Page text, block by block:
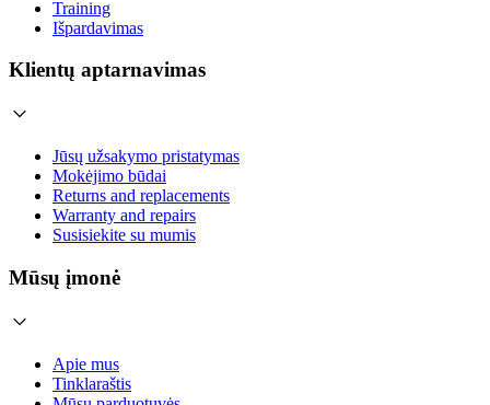
Training
Išpardavimas
Klientų aptarnavimas
Jūsų užsakymo pristatymas
Mokėjimo būdai
Returns and replacements
Warranty and repairs
Susisiekite su mumis
Mūsų įmonė
Apie mus
Tinklaraštis